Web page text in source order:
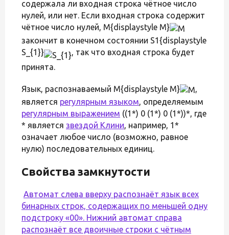
содержала ли входная строка чётное число
нулей, или нет. Если входная строка содержит
чётное число нулей, M{displaystyle M}
закончит в конечном состоянии S1{displaystyle
S_{1}}
, так что входная строка будет
принята.
Язык, распознаваемый M{displaystyle M}
,
является регулярным языком, определяемым
регулярным выражением ((1*) 0 (1*) 0 (1*))*, где
* является звездой Клини, например, 1*
означает любое число (возможно, равное
нулю) последовательных единиц.
Свойства замкнутости
Автомат слева вверху распознаёт язык всех
бинарных строк, содержащих по меньшей одну
подстроку «00». Нижний автомат справа
распознаёт все двоичные строки с чётным